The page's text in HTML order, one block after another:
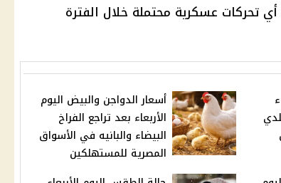
تحركات عسكرية محتملة خلال الفترة
أسعار الدواجن والبيض اليوم
الأربعاء بعد تراجع الفراخ
البيضاء والبانيه في الأسواق
المصرية للمستهلكين